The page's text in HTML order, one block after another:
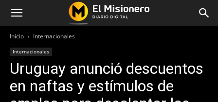
Inicio Internacionales
Internacionales
Uruguay anunció descuentos
en naftas y estímulos de